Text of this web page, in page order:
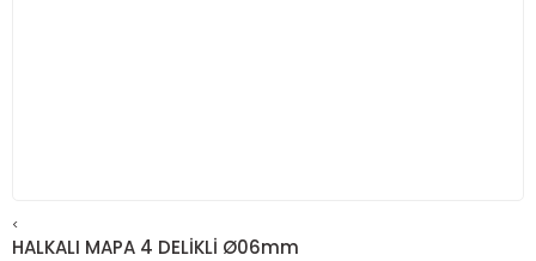
<
HALKALI MAPA 4 DELİKLİ Ø06mm